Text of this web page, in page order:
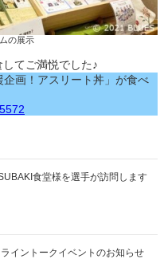
の展示
てご満悦でした♪
画！アスリート丼」が食べ
食堂様を選手が訪問します
イントークイベントのお知らせ